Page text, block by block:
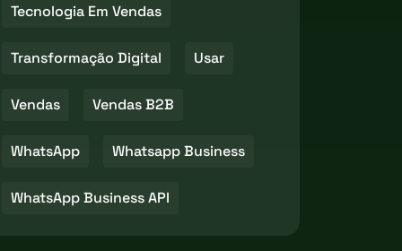
Tecnologia Em Vendas
Transformação Digital Usar
Vendas Vendas B2B
WhatsApp Whatsapp Business
WhatsApp Business API